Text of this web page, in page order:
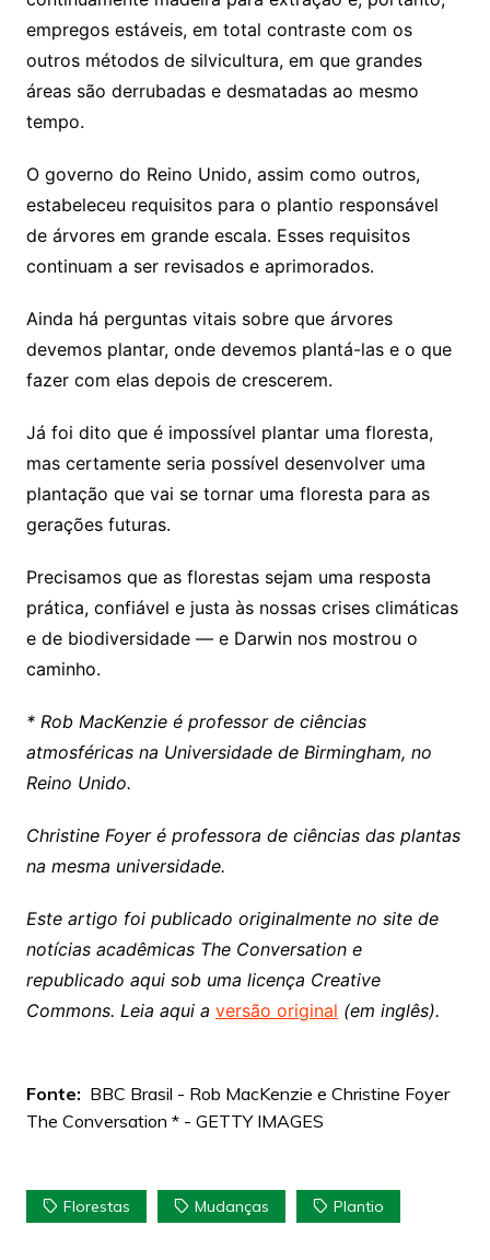
empregos estáveis, em total contraste com os
outros métodos de silvicultura, em que grandes
áreas são derrubadas e desmatadas ao mesmo
tempo.
O governo do Reino Unido, assim como outros,
estabeleceu requisitos para o plantio responsável
de árvores em grande escala. Esses requisitos
continuam a ser revisados ​​e aprimorados.
Ainda há perguntas vitais sobre que árvores
devemos plantar, onde devemos plantá-las e o que
fazer com elas depois de crescerem.
Já foi dito que é impossível plantar uma floresta,
mas certamente seria possível desenvolver uma
plantação que vai se tornar uma floresta para as
gerações futuras.
Precisamos que as florestas sejam uma resposta
prática, confiável e justa às nossas crises climáticas
e de biodiversidade — e Darwin nos mostrou o
caminho.
* Rob MacKenzie é professor de ciências
atmosféricas na Universidade de Birmingham, no
Reino Unido.
Christine Foyer é professora de ciências das plantas
na mesma universidade.
Este artigo foi publicado originalmente no site de
notícias acadêmicas The Conversation e
republicado aqui sob uma licença Creative
Commons. Leia aqui a versão original (em inglês).
Fonte: BBC Brasil - Rob MacKenzie e Christine Foyer
The Conversation * - GETTY IMAGES
Florestas Mudanças Plantio